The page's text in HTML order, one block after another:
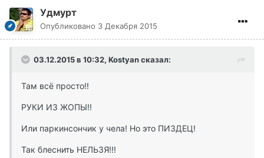
Удмурт
Опубликовано 3 Декабря 2015
03.12.2015 в 10:32, Kostyan сказал:
Там всё просто!!
РУКИ ИЗ ЖОПЫ!!
Или паркинсончик у чела! Но это ПИЗДЕЦ!
Так блеснить НЕЛЬЗЯ!!!